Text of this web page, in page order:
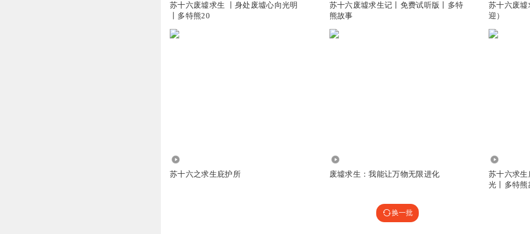
苏十六废墟求生 丨身处废墟心向光明
丨多特熊20
苏十六废墟求生记丨免费试听版丨多特
熊故事
苏十六废
迎）
苏十六之求生庇护所 废墟求生：我能让万物无限进化
苏十六求
光丨多特熊
换一批